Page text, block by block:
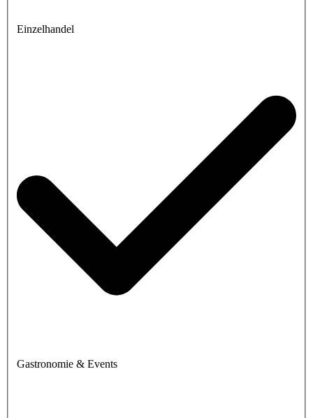
Einzelhandel
Gastronomie & Events